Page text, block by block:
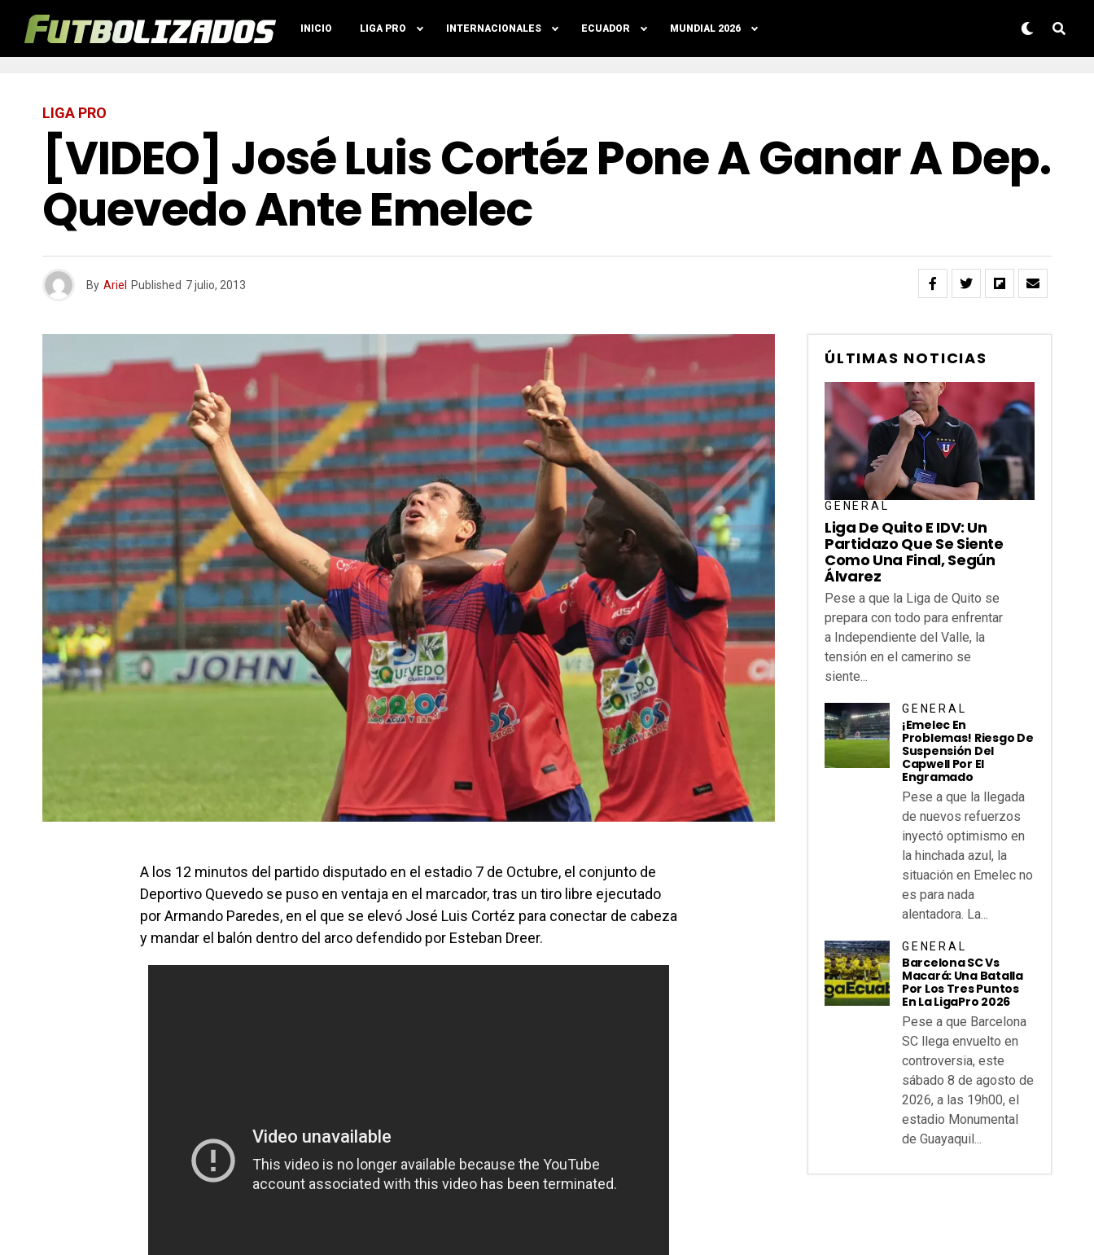
INICIO LIGA PRO INTERNACIONALES ECUADOR MUNDIAL 2026
LIGA PRO
[VIDEO] José Luis Cortéz Pone A Ganar A Dep.
Quevedo Ante Emelec
By Ariel Published 7 julio, 2013
A los 12 minutos del partido disputado en el estadio 7 de Octubre, el conjunto de
Deportivo Quevedo se puso en ventaja en el marcador, tras un tiro libre ejecutado
por Armando Paredes, en el que se elevó José Luis Cortéz para conectar de cabeza
y mandar el balón dentro del arco defendido por Esteban Dreer.
ÚLTIMAS NOTICIAS
GENERAL
Liga De Quito E IDV: Un
Partidazo Que Se Siente
Como Una Final, Según
Álvarez
Pese a que la Liga de Quito se
prepara con todo para enfrentar
a Independiente del Valle, la
tensión en el camerino se
siente...
GENERAL
¡Emelec En
Problemas! Riesgo De
Suspensión Del
Capwell Por El
Engramado
Pese a que la llegada
de nuevos refuerzos
inyectó optimismo en
la hinchada azul, la
situación en Emelec no
es para nada
alentadora. La...
GENERAL
Barcelona SC Vs
Macará: Una Batalla
Por Los Tres Puntos
En La LigaPro 2026
Pese a que Barcelona
SC llega envuelto en
controversia, este
sábado 8 de agosto de
2026, a las 19h00, el
estadio Monumental
de Guayaquil...